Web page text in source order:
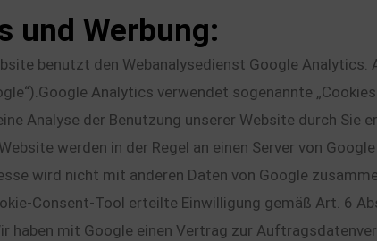
und Werbung:
benutzt den Webanalysedienst Google
Analytics verwendet sogenannte
Analyse der Benutzung unserer Website durch
werden in der Regel an einen Server von
wird nicht mit anderen Daten von Google
Consent-Tool erteilte Einwilligung gemäß Art. 6
haben mit Google einen Vertrag zur